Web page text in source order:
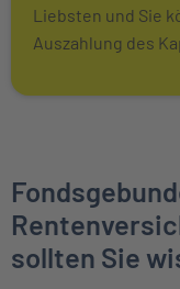
Liebsten und Sie
Auszahlung des
sollten Sie